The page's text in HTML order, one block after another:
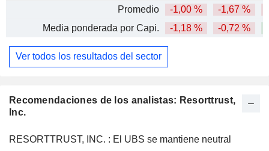
Recomendaciones de los analistas: Resorttrust,
Inc.
RESORTTRUST, INC. : El UBS se mantiene neutral
Promedio
-1,00 % -1,67 %
Media ponderada por Capi.
-1,18 % -0,72 %
Ver todos los resultados del sector